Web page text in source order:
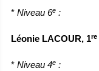
*Niveau 6e :
Léonie LACOUR, 1re
*Niveau 4e :